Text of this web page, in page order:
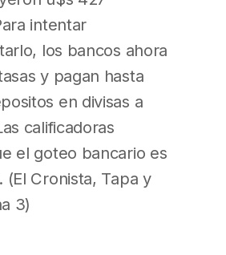
intentar
los bancos ahora
y pagan hasta
en divisas a
calificadoras
el goteo bancario es
(El Cronista, Tapa y
3)